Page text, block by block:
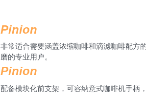
Pinion
非常适合需要涵盖浓缩咖啡和滴滤咖啡配方
磨的专业用户。
Pinion
配备模块化前支架，可容纳意式咖啡机手柄